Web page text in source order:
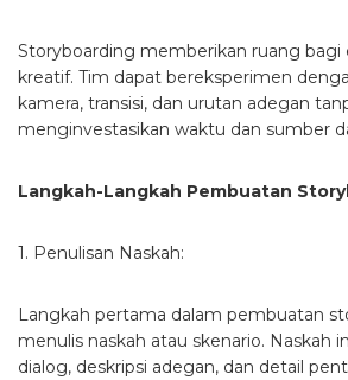
Storyboarding memberikan ruang bagi
kreatif. Tim dapat bereksperimen
kamera, transisi, dan urutan adegan
menginvestasikan waktu dan sumber
Langkah-Langkah Pembuatan
1. Penulisan Naskah:
Langkah pertama dalam pembuatan
menulis naskah atau skenario. Naskah
dialog, deskripsi adegan, dan detail